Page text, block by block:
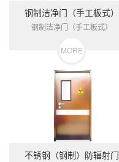
钢制洁净门（手工板式）
钢制洁净门（手工板式）
MORE
不锈钢（钢制）防辐射门